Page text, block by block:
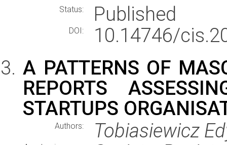
Status: Published
DOI:
10.14746/
A PATTERNS OF
REPORTS
STARTUPS
Authors: Tobiasiewicz